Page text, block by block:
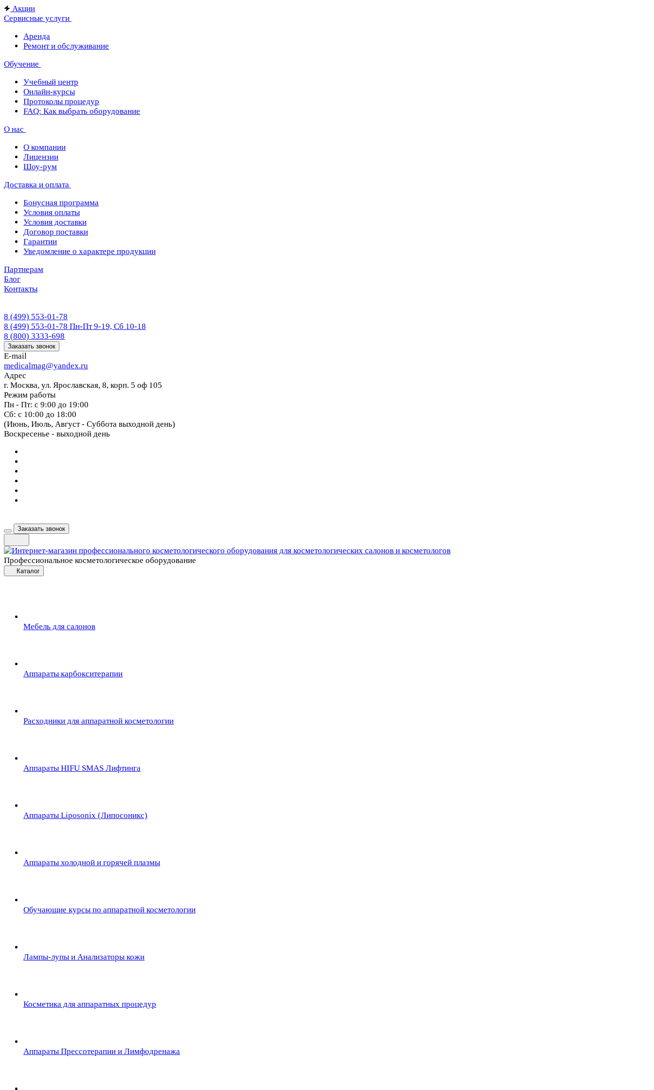
Акции
Сервисные услуги
Аренда
Ремонт и обслуживание
Обучение
Учебный центр
Онлайн-курсы
Протоколы процедур
FAQ: Как выбрать оборудование
О нас
О компании
Лицензии
Шоу-рум
Доставка и оплата
Бонусная программа
Условия оплаты
Условия доставки
Договор поставки
Гарантии
Уведомление о характере продукции
Партнерам
Блог
Контакты
8 (499) 553-01-78
8 (499) 553-01-78 Пн-Пт 9-19, Сб 10-18
8 (800) 3333-698
Заказать звонок
E-mail
medicalmag@yandex.ru
Адрес
г. Москва, ул. Ярославская, 8, корп. 5 оф 105
Режим работы
Пн - Пт: с 9:00 до 19:00
Сб: с 10:00 до 18:00
(Июнь, Июль, Август - Суббота выходной день)
Воскресенье - выходной день
Заказать звонок
Профессиональное косметологическое оборудование
Каталог
Мебель для салонов
Аппараты карбокситерапии
Расходники для аппаратной косметологии
Аппараты HIFU SMAS Лифтинга
Аппараты Liposonix (Липосоникс)
Аппараты холодной и горячей плазмы
Обучающие курсы по аппаратной косметологии
Лампы-лупы и Анализаторы кожи
Косметика для аппаратных процедур
Аппараты Прессотерапии и Лимфодренажа